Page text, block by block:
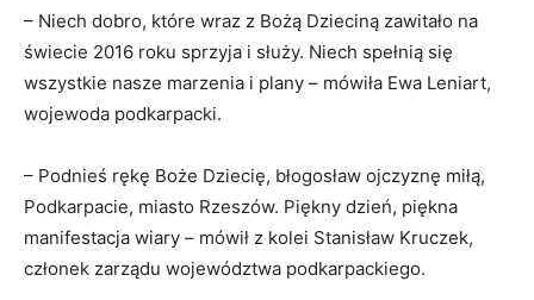
– Niech dobro, które wraz z Bożą Dzieciną zawitało na
świecie 2016 roku sprzyja i służy. Niech spełnią się
wszystkie nasze marzenia i plany – mówiła Ewa Leniart,
wojewoda podkarpacki.
– Podnieś rękę Boże Dziecię, błogosław ojczyznę miłą,
Podkarpacie, miasto Rzeszów. Piękny dzień, piękna
manifestacja wiary – mówił z kolei Stanisław Kruczek,
członek zarządu województwa podkarpackiego.